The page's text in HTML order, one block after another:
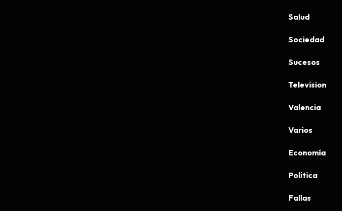
Salud
Sociedad
Sucesos
Television
Valencia
Varios
Economía
Politica
Fallas